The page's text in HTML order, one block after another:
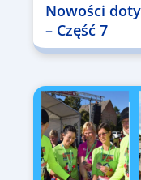
Nowości
– Część 7